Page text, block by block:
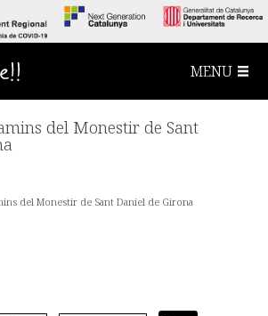
MENU
del Monestir de Sant Daniel de Girona
del Monestir de Sant